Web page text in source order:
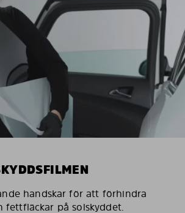
handskar för att förhindra
fettfläckar på solskyddet.